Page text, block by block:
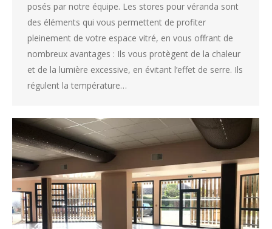
posés par notre équipe. Les stores pour véranda sont
des éléments qui vous permettent de profiter
pleinement de votre espace vitré, en vous offrant de
nombreux avantages : Ils vous protègent de la chaleur
et de la lumière excessive, en évitant l’effet de serre. Ils
régulent la température…